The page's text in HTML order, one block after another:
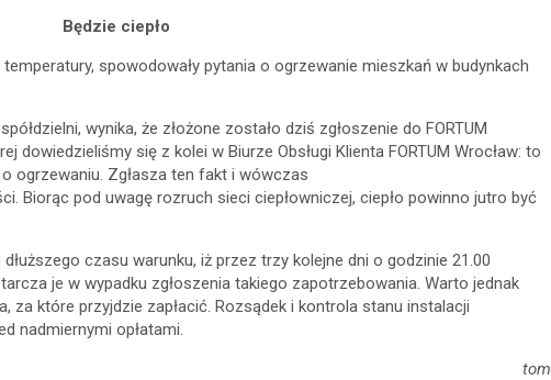
Będzie ciepło
spowodowały pytania o ogrzewanie mieszkań w budynkach
wynika, że złożone zostało dziś zgłoszenie do FORTUM
dowiedzieliśmy się z kolei w Biurze Obsługi Klienta FORTUM Wrocław: to
ogrzewaniu. Zgłasza ten fakt i wówczas
Biorąc pod uwagę rozruch sieci ciepłowniczej, ciepło powinno jutro być
czasu warunku, iż przez trzy kolejne dni o godzinie 21.00
je w wypadku zgłoszenia takiego zapotrzebowania. Warto jednak
za które przyjdzie zapłacić. Rozsądek i kontrola stanu instalacji
nadmiernymi opłatami.
tom